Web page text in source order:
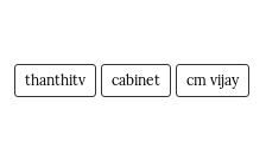
thanthitv cabinet cm vijay